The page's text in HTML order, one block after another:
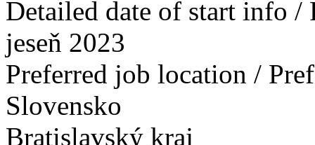
Detailed date of start info
jeseň 2023
Preferred job location /
Slovensko
Bratislavský kraj